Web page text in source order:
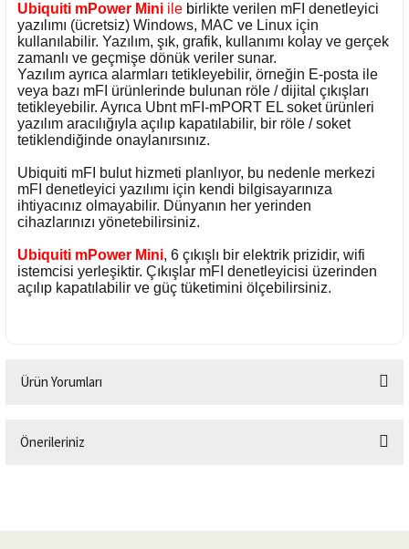
Ubiquiti mPower Mini ile birlikte verilen mFI denetleyici
yazılımı (ücretsiz) Windows, MAC ve Linux için
kullanılabilir. Yazılım, şık, grafik, kullanımı kolay ve gerçek
zamanlı ve geçmişe dönük veriler sunar.
Yazılım ayrıca alarmları tetikleyebilir, örneğin E-posta ile
veya bazı mFI ürünlerinde bulunan röle / dijital çıkışları
tetikleyebilir. Ayrıca Ubnt mFI-mPORT EL soket ürünleri
yazılım aracılığıyla açılıp kapatılabilir, bir röle / soket
tetiklendiğinde onaylanırsınız.
Ubiquiti mFI bulut hizmeti planlıyor, bu nedenle merkezi
mFI denetleyici yazılımı için kendi bilgisayarınıza
ihtiyacınız olmayabilir. Dünyanın her yerinden
cihazlarınızı yönetebilirsiniz.
Ubiquiti mPower Mini, 6 çıkışlı bir elektrik prizidir, wifi
istemcisi yerleşiktir. Çıkışlar mFI denetleyicisi üzerinden
açılıp kapatılabilir ve güç tüketimini ölçebilirsiniz.
Ürün Yorumları
Önerileriniz